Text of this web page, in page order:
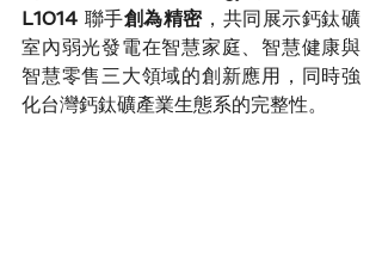
L1014 聯手創為精密 ，共同展示鈣鈦礦
室內弱光發電在智慧家庭、智慧健康與
智慧零售三大領域的創新應用，同時強
化台灣鈣鈦礦產業生態系的完整性。